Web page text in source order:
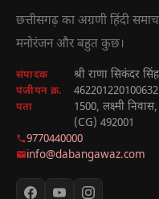
छत्तीसगढ़ का अग्रणी हिंदी
मनोरंजन और बहुत कुछ।
संपादक श्री राणा सिकंदर सिंह
पंजीयन क्र.
पता
1500, लक्ष्मी
(CG) 492001
9770440000
info@dabangawaz.com